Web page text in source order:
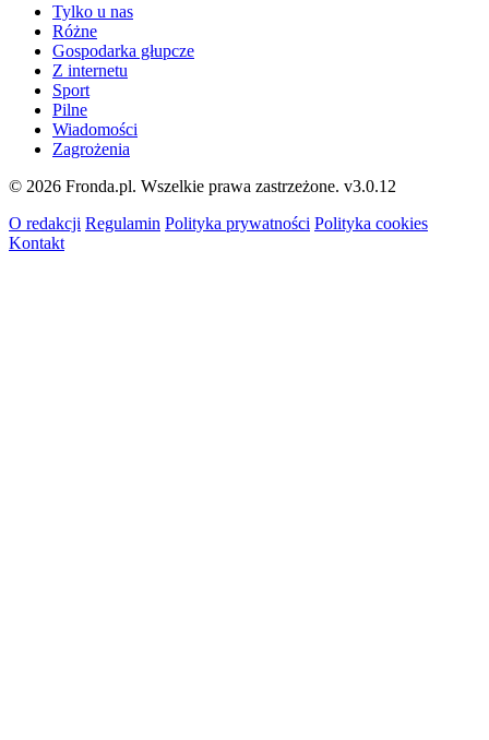
Tylko u nas
Różne
Gospodarka głupcze
Z internetu
Sport
Pilne
Wiadomości
Zagrożenia
© 2026 Fronda.pl. Wszelkie prawa zastrzeżone. v3.0.12
O redakcji Regulamin Polityka prywatności Polityka cookies
Kontakt